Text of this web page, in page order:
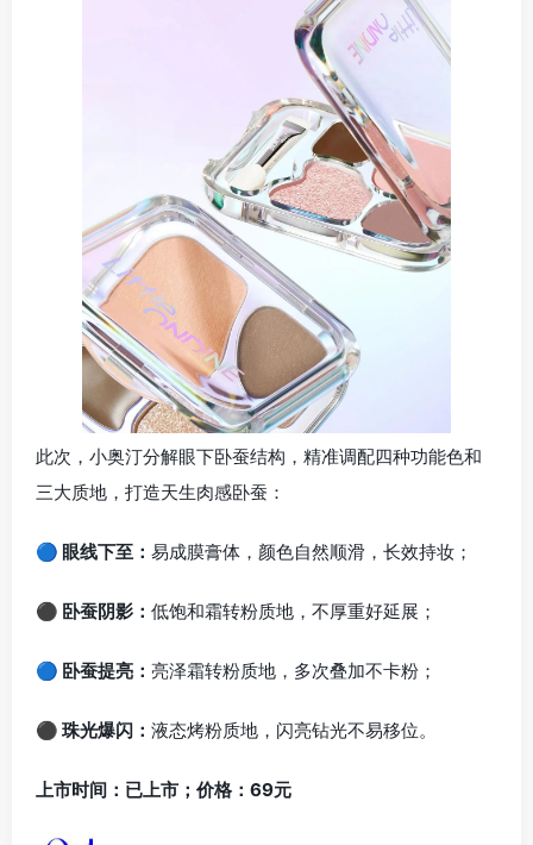
此次，小奥汀分解眼下卧蚕结构，精准调配四种功能色和
三大质地，打造天生肉感卧蚕：
🔵 眼线下至： 易成膜膏体，颜色自然顺滑，长效持妆；
⚫ 卧蚕阴影： 低饱和霜转粉质地，不厚重好延展；
🔵 卧蚕提亮： 亮泽霜转粉质地，多次叠加不卡粉；
⚫ 珠光爆闪： 液态烤粉质地，闪亮钻光不易移位。
上市时间：已上市；价格：69元